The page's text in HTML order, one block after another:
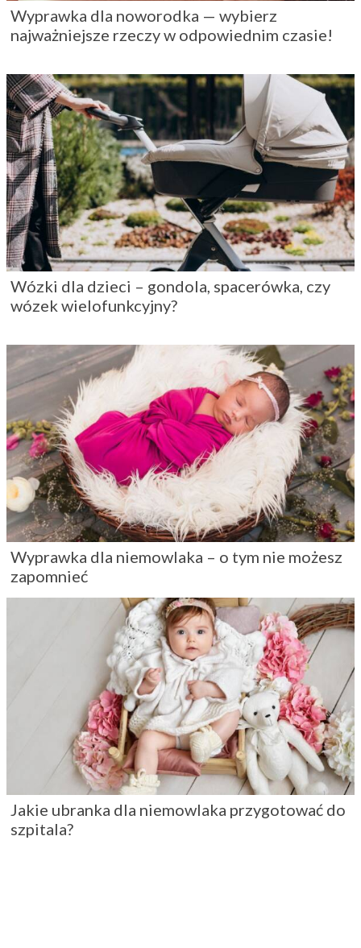
Wyprawka dla noworodka — wybierz
najważniejsze rzeczy w odpowiednim czasie!
Wózki dla dzieci – gondola, spacerówka, czy
wózek wielofunkcyjny?
Wyprawka dla niemowlaka – o tym nie możesz
zapomnieć
Jakie ubranka dla niemowlaka przygotować do
szpitala?